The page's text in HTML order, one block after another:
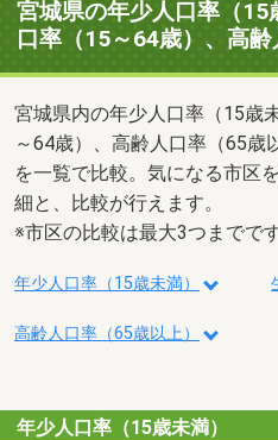
宮城県の年少人口率（15
口率（15～64歳）、高齢
宮城県内の年少人口率（15歳
～64歳）、高齢人口率（65歳
を一覧で比較。気になる市区
細と、比較が行えます。
※市区の比較は最大3つまでです
年少人口率（15歳未満）
高齢人口率（65歳以上）
年少人口率（15歳未満）